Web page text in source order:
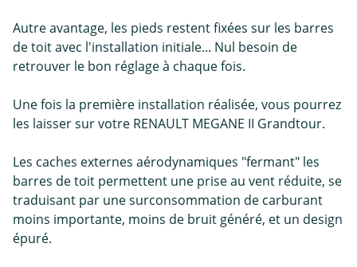
Autre avantage, les pieds restent fixées sur les barres
de toit avec l'installation initiale... Nul besoin de
retrouver le bon réglage à chaque fois.
Une fois la première installation réalisée, vous pourrez
les laisser sur votre RENAULT MEGANE II Grandtour.
Les caches externes aérodynamiques "fermant" les
barres de toit permettent une prise au vent réduite, se
traduisant par une surconsommation de carburant
moins importante, moins de bruit généré, et un design
épuré.